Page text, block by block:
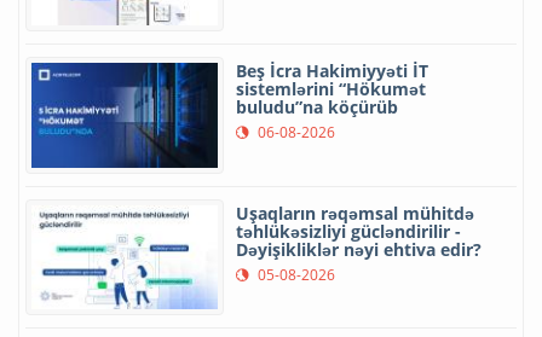
Beş İcra Hakimiyyəti İT
sistemlərini “Hökumət
buludu”na köçürüb
06-08-2026
Uşaqların rəqəmsal mühitdə
təhlükəsizliyi gücləndirilir -
Dəyişikliklər nəyi ehtiva edir?
05-08-2026